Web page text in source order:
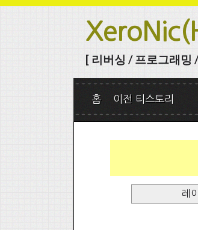
[ 리버싱 / 프로그래밍
홈 이전 티스토리
레